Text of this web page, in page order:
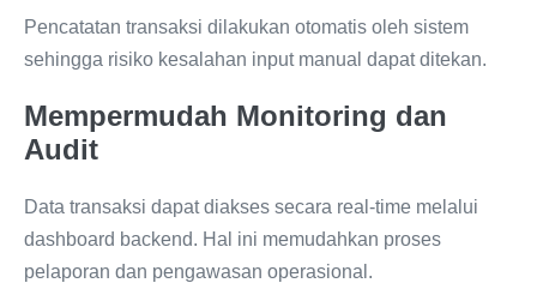
Pencatatan transaksi dilakukan otomatis oleh sistem
sehingga risiko kesalahan input manual dapat ditekan.
Mempermudah Monitoring dan
Audit
Data transaksi dapat diakses secara real-time melalui
dashboard backend. Hal ini memudahkan proses
pelaporan dan pengawasan operasional.